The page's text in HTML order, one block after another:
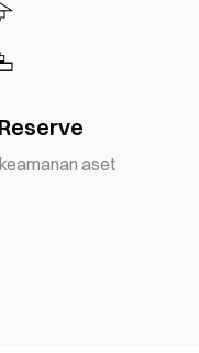
aset